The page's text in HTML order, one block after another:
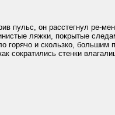
пульс, он расстегнул ре-
ляжки, покрытые
и скользко, большим
стенки